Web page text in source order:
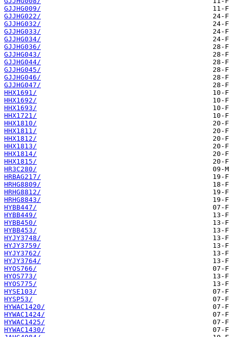
GJJHG009/
GJJHG022/
GJJHG032/
GJJHG033/
GJJHG034/
GJJHG036/
GJJHG043/
GJJHG044/
GJJHG045/
GJJHG046/
GJJHG047/
HHX1691/
HHX1692/
HHX1693/
HHX1721/
HHX1810/
HHX1811/
HHX1812/
HHX1813/
HHX1814/
HHX1815/
HR3C280/
HRBAG217/
HRHG8809/
HRHG8812/
HRHG8843/
HYBB447/
HYBB449/
HYBB450/
HYBB453/
HYJY3748/
HYJY3759/
HYJY3762/
HYJY3764/
HYOS766/
HYOS773/
HYOS775/
HYSE103/
HYSP53/
HYWAC1420/
HYWAC1424/
HYWAC1425/
HYWAC1430/